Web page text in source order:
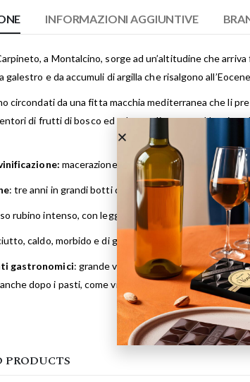
INFORMAZIONI AGGIUNTIVE
a Montalcino, sorge ad un’altitudine che
e da accumuli di argilla che risalgono
circondati da una fitta macchia mediterranea che li
di frutti di bosco ed erbe mediterranee. Un
macerazione in rosso, di media durata,
: tre anni in grandi botti di rovere di diversa capacità,
rubino intenso, con leggeri riflessi granata.
caldo, morbido e di grande struttura, persistente.
gastronomici: grande vino da arrosti, carni alla
dopo i pasti, come vino da “riflessione”, in special
PRODUCTS